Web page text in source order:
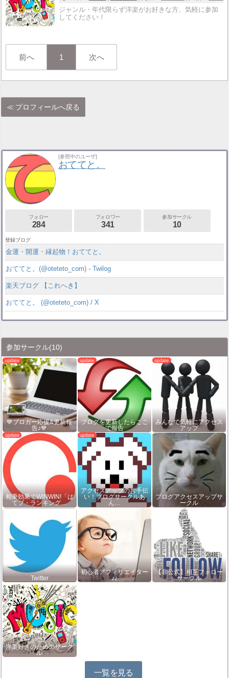
ジャンル・年代限らず洋楽がお好きな方、気軽に参加
してください！
前へ 1 次へ
プロフィールへ戻る
[参照中のユーザ]
おててと。
フォロー
284
フォロワー
341
参加サークル
10
登録ブログ
金運・開運・縁起物！おててと。
おててと。(@oteteto_com) - Twilog
楽天ブログ 【これへき】
おててと。 (@oteteto_com) / X
参加サークル(10)
💙ブロガー応援&更新報
告♪💙
ブログを更新したらここ
で報告
みんなで気軽にアクセス
アップ
相乗効果でWINWIN!「は
てブ・ランキング…
アクセスアップのお手伝
い！ブログサークルあ
ん…
ブログアクセスアップサ
ークル
Twitter
初心者アフィリエイター
♪♪
【非公式】相互フォロー
サークル
洋楽好きのためのサーク
ル
一覧を見る